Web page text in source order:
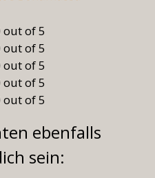
ebenfalls
sein: